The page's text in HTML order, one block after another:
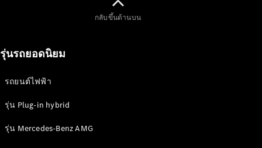
V-Class
MPV
กลับขึ้นด้านบน
รุ่นรถยอดนิยม
รถยนต์ไฟฟ้า
รุ่น Plug-in hybrid
รุ่น Mercedes-Benz AMG